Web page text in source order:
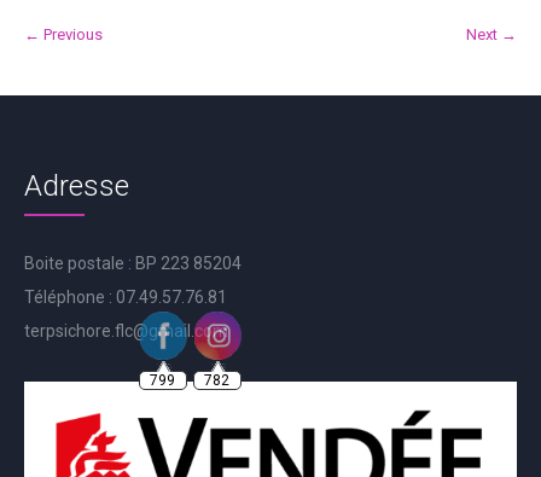
← Previous Next →
Adresse
Boite postale : BP 223 85204
Téléphone : 07.49.57.76.81
terpsichore.flc@gmail.com
799 782